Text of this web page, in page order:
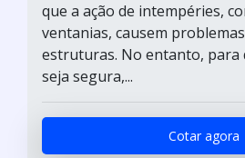
que a ação de intempéries,
ventanias, causem
estruturas. No entanto, para
seja segura,...
Cotar agora